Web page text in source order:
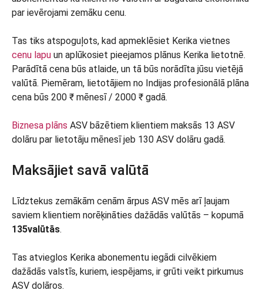
par ievērojami zemāku cenu.
Tas tiks atspoguļots, kad apmeklēsiet Kerika vietnes
cenu lapu un aplūkosiet pieejamos plānus Kerika lietotnē.
Parādītā cena būs atlaide, un tā būs norādīta jūsu vietējā
valūtā. Piemēram, lietotājiem no Indijas profesionālā plāna
cena būs 200 ₹ mēnesī / 2000 ₹ gadā.
Biznesa plāns ASV bāzētiem klientiem maksās 13 ASV
dolāru par lietotāju mēnesī jeb 130 ASV dolāru gadā.
Maksājiet savā valūtā
Līdztekus zemākām cenām ārpus ASV mēs arī ļaujam
saviem klientiem norēķināties dažādās valūtās – kopumā
135valūtās.
Tas atvieglos Kerika abonementu iegādi cilvēkiem
dažādās valstīs, kuriem, iespējams, ir grūti veikt pirkumus
ASV dolāros.